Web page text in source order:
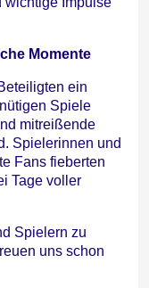
Momente
ein
Spiele
mitreißende
Spielerinnen und
Fans fieberten
Tage voller
Spielern zu
uns schon